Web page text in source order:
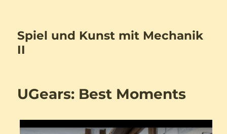
Spiel und Kunst mit Mechanik
II
UGears: Best Moments